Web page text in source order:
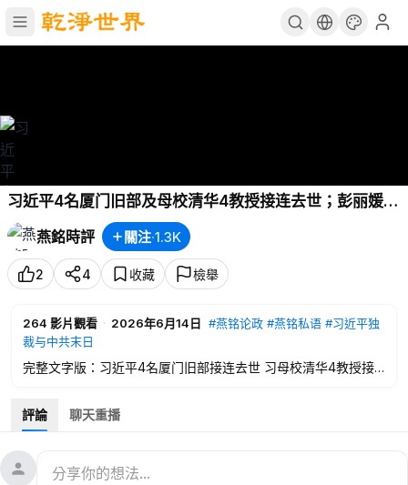
习近平4名厦门旧部及母校清华4教授接连去世；彭丽媛两
菏泽老乡校友接连病亡，何立峰母校厦大4教授接连去
世；16名中共省部级高官密集死亡，含两公安高官；厦门
鸿山寺方丈猝死终年61岁…【#燕铭论政
燕銘時評 關注·1.3K
2 4 收藏 檢舉
264 影片觀看 · 2026年6月14日 #燕铭论政 #燕铭私语 #习近平独
裁与中共末日
完整文字版：习近平4名厦门旧部接连去世 习母校清华4教授接
连去世 16名中共省部级高官密集死亡含两公安高官 厦门鸿山寺
方丈猝死终年61岁 两周3名《三国演义》演员去世 香港演艺圈10
https://www.ganjingworld.com/s/4EB1Z9Zv3g
評論 聊天重播